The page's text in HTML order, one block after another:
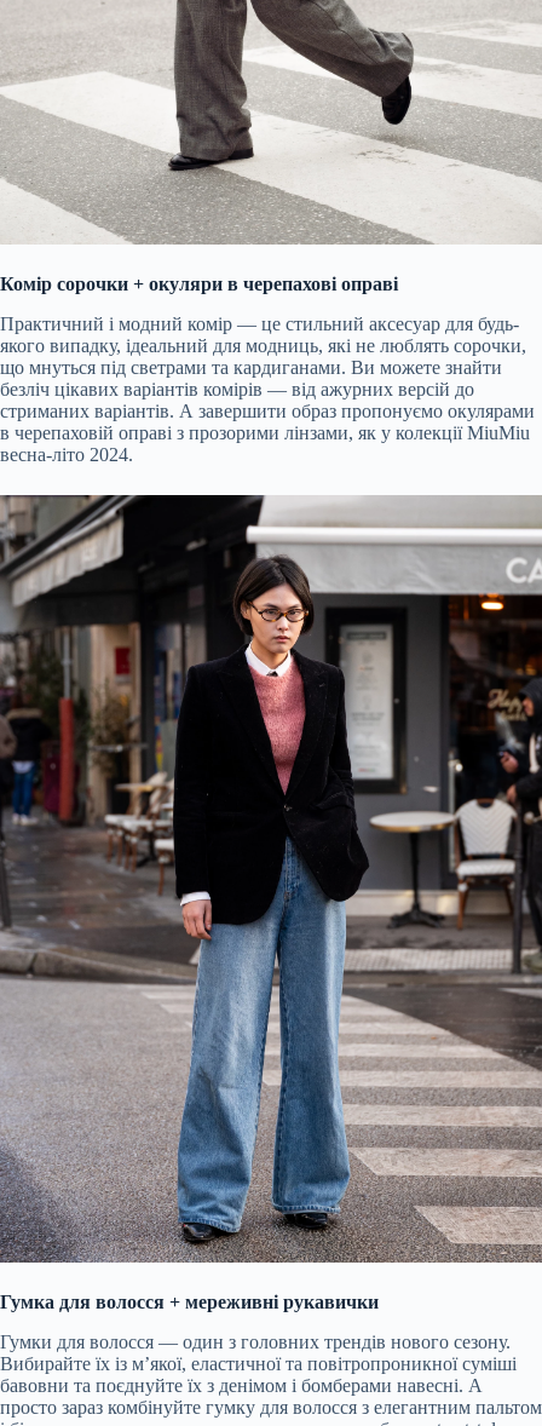
Комір сорочки + окуляри в черепахові оправі
Практичний і модний комір — це стильний аксесуар для будь-
якого випадку, ідеальний для модниць, які не люблять сорочки,
що мнуться під светрами та кардиганами. Ви можете знайти
безліч цікавих варіантів комірів — від ажурних версій до
стриманих варіантів. А завершити образ пропонуємо окулярами
в черепаховій оправі з прозорими лінзами, як у колекціїMiuMiu
весна-літо 2024.
Гумка для волосся + мереживні рукавички
Гумки для волосся — один з головних трендів нового сезону.
Вибирайте їх із м’якої, еластичної та повітропроникної суміші
бавовни та поєднуйте їх з денімом і бомберами навесні. А
просто зараз комбінуйте гумку для волосся з елегантним пальтом